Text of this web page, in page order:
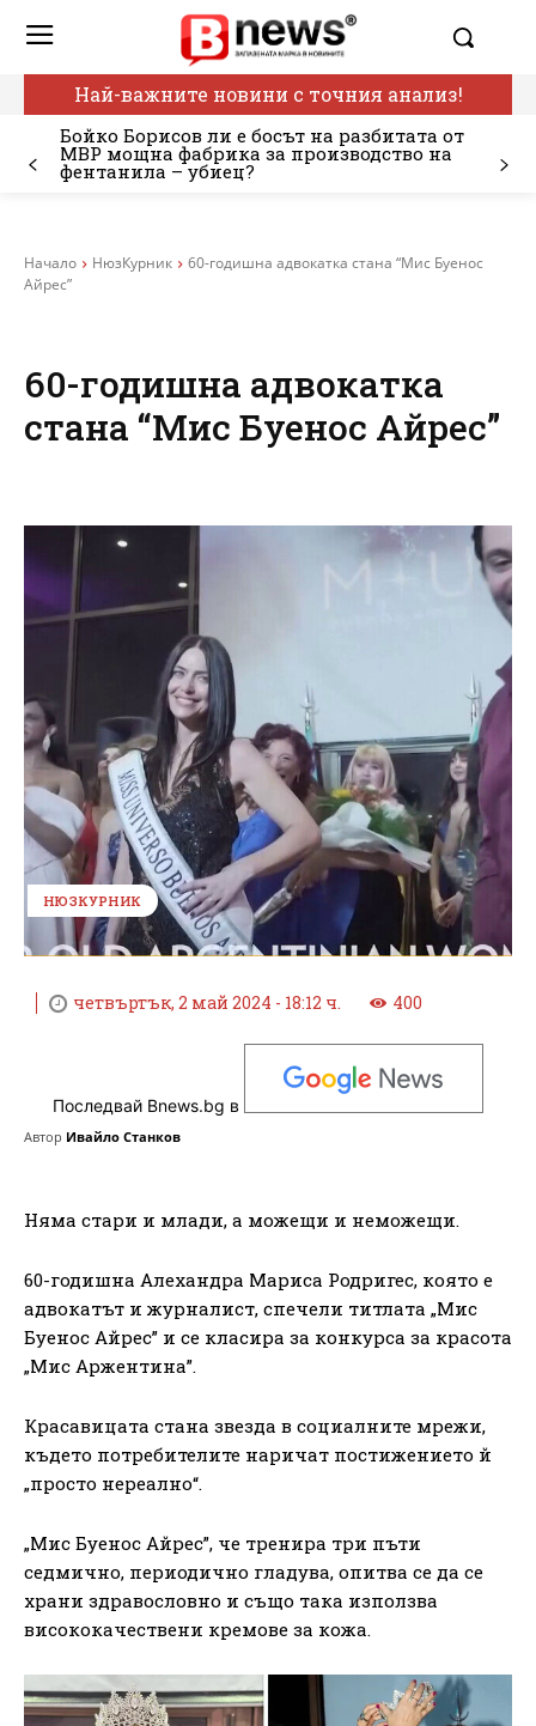
Най-важните новини с точния анализ!
Бойко Борисов ли е босът на разбитата от
МВР мощна фабрика за производство на
фентанила – убиец?
Начало НюзКурник
60-годишна адвокатка стана “Мис Буенос
Айрес”
60-годишна адвокатка
стана “Мис Буенос Айрес”
НЮЗКУРНИК
четвъртък, 2 май 2024 - 18:12 ч. 400
Последвай Bnews.bg в
Автор Ивайло Станков
Няма стари и млади, а можещи и неможещи.
60-годишна Алехандра Мариса Родригес, която е
адвокатът и журналист, спечели титлата „Мис
Буенос Айрес” и се класира за конкурса за красота
„Мис Аржентина”.
Красавицата стана звезда в социалните мрежи,
където потребителите наричат ​​постижението й
„просто нереално“.
„Мис Буенос Айрес”, че тренира три пъти
седмично, периодично гладува, опитва се да се
храни здравословно и също така използва
висококачествени кремове за кожа.